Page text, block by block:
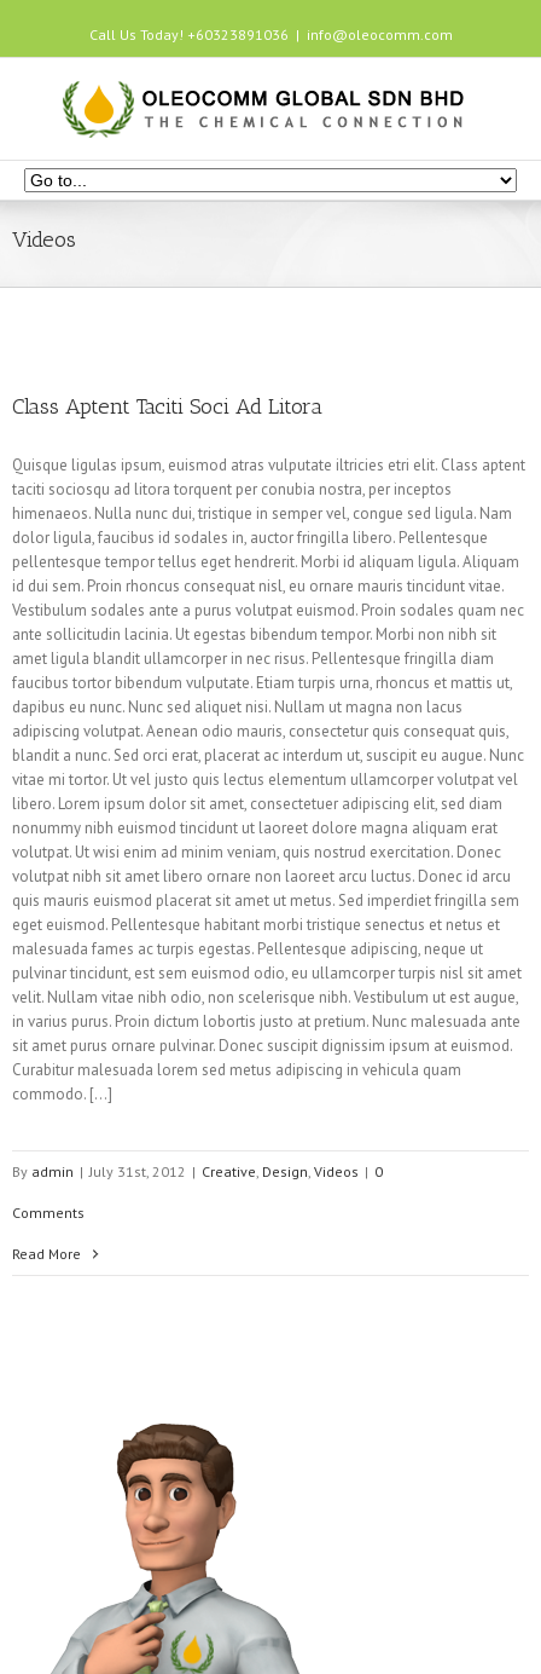
Call Us Today! +60323891036 | info@oleocomm.com
Videos
Class Aptent Taciti Soci Ad Litora
Quisque ligulas ipsum, euismod atras vulputate iltricies etri elit. Class aptent
taciti sociosqu ad litora torquent per conubia nostra, per inceptos
himenaeos. Nulla nunc dui, tristique in semper vel, congue sed ligula. Nam
dolor ligula, faucibus id sodales in, auctor fringilla libero. Pellentesque
pellentesque tempor tellus eget hendrerit. Morbi id aliquam ligula. Aliquam
id dui sem. Proin rhoncus consequat nisl, eu ornare mauris tincidunt vitae.
Vestibulum sodales ante a purus volutpat euismod. Proin sodales quam nec
ante sollicitudin lacinia. Ut egestas bibendum tempor. Morbi non nibh sit
amet ligula blandit ullamcorper in nec risus. Pellentesque fringilla diam
faucibus tortor bibendum vulputate. Etiam turpis urna, rhoncus et mattis ut,
dapibus eu nunc. Nunc sed aliquet nisi. Nullam ut magna non lacus
adipiscing volutpat. Aenean odio mauris, consectetur quis consequat quis,
blandit a nunc. Sed orci erat, placerat ac interdum ut, suscipit eu augue. Nunc
vitae mi tortor. Ut vel justo quis lectus elementum ullamcorper volutpat vel
libero. Lorem ipsum dolor sit amet, consectetuer adipiscing elit, sed diam
nonummy nibh euismod tincidunt ut laoreet dolore magna aliquam erat
volutpat. Ut wisi enim ad minim veniam, quis nostrud exercitation. Donec
volutpat nibh sit amet libero ornare non laoreet arcu luctus. Donec id arcu
quis mauris euismod placerat sit amet ut metus. Sed imperdiet fringilla sem
eget euismod. Pellentesque habitant morbi tristique senectus et netus et
malesuada fames ac turpis egestas. Pellentesque adipiscing, neque ut
pulvinar tincidunt, est sem euismod odio, eu ullamcorper turpis nisl sit amet
velit. Nullam vitae nibh odio, non scelerisque nibh. Vestibulum ut est augue,
in varius purus. Proin dictum lobortis justo at pretium. Nunc malesuada ante
sit amet purus ornare pulvinar. Donec suscipit dignissim ipsum at euismod.
Curabitur malesuada lorem sed metus adipiscing in vehicula quam
commodo. […]
By admin | July 31st, 2012 | Creative, Design, Videos | 0
Comments
Read More